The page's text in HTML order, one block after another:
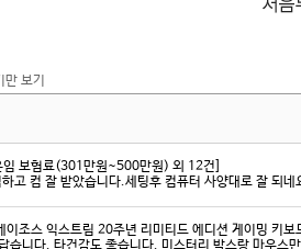
보기
임 보험료(301만원~500만원) 외 12건]
고 컴 잘 받았습니다.세팅후 컴퓨터 사양대로 잘 되
이조스 익스트림 20주년 리미티드 에디션 게이밍 키
습니다. 타건감도 좋습니다. 미스터리 박스랑 마우스